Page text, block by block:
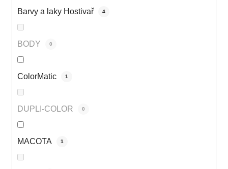
Barvy a laky Hostivař 4
BODY 0
ColorMatic 1
DUPLI-COLOR 0
MACOTA 1